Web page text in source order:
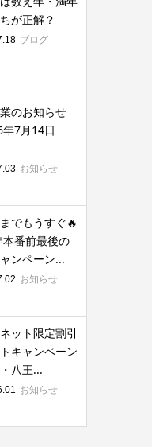
が正解？
ブログ
のお知らせ
年7月14日
お知らせ
でもうすぐ🔥
番前最後の
ンペーン...
お知らせ
ット限定割引
キャンペーン
・八王...
お知らせ